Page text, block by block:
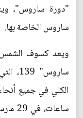
"دورة ساروس"،
ساروس الخاصة بها.